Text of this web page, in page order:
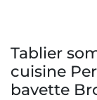
Tablier
cuisine
bavette